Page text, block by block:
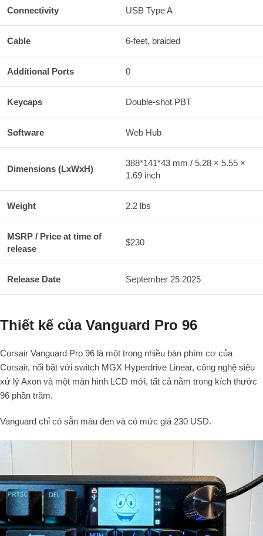
Connectivity USB Type A
Cable 6-feet, braided
Additional Ports 0
Keycaps Double-shot PBT
Software Web Hub
Dimensions (LxWxH)
388*141*43 mm / 5.28 × 5.55 ×
1.69 inch
Weight 2.2 lbs
MSRP / Price at time of
release
$230
Release Date September 25 2025
Thiết kế của Vanguard Pro 96
Corsair Vanguard Pro 96 là một trong nhiều bàn phím cơ của
Corsair, nổi bật với switch MGX Hyperdrive Linear, công nghệ siêu
xử lýAxon và một màn hình LCD mới, tất cả nằm trong kích thước
96 phần trăm.
Vanguard chỉ có sẵn màu đen và có mức giá 230 USD.